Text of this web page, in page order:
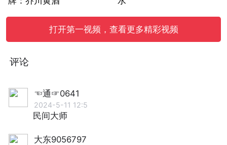
打开第一视频，查看更多精彩视频
评论
☜通☞0641
2024-5-11 12:5
民间大师
大东9056797